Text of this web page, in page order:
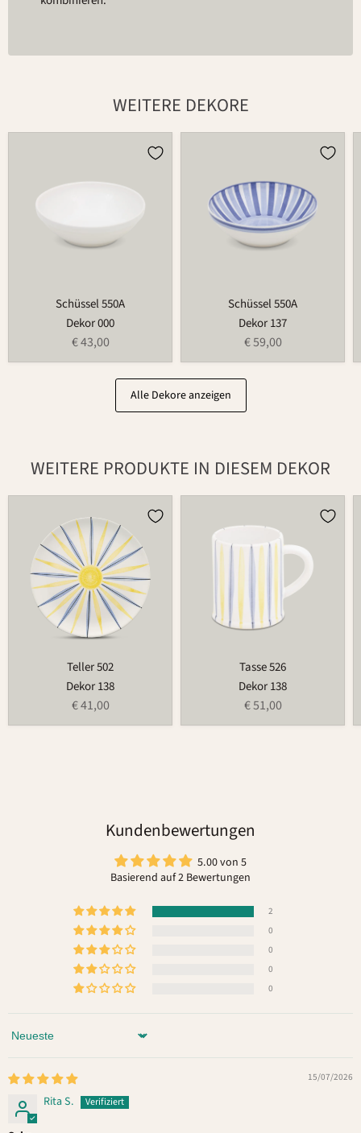
WEITERE DEKORE
Schüssel 550A
Dekor 000
€ 43,00
Schüssel 550A
Dekor 137
€ 59,00
Alle Dekore anzeigen
WEITERE PRODUKTE IN DIESEM DEKOR
Teller 502
Dekor 138
€ 41,00
Tasse 526
Dekor 138
€ 51,00
Kundenbewertungen
5.00 von 5
Basierend auf 2 Bewertungen
2
0
0
0
0
Sort by
15/07/2026
Rita S.